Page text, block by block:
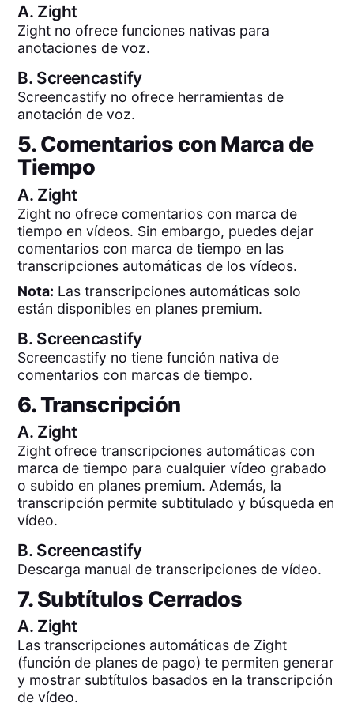
A. Zight
Zight no ofrece funciones nativas para
anotaciones de voz.
B. Screencastify
Screencastify no ofrece herramientas de
anotación de voz.
5. Comentarios con Marca de
Tiempo
A. Zight
Zight no ofrece comentarios con marca de
tiempo en vídeos. Sin embargo, puedes dejar
comentarios con marca de tiempo en las
transcripciones automáticas de los vídeos.
Nota: Las transcripciones automáticas solo
están disponibles en planes premium.
B. Screencastify
Screencastify no tiene función nativa de
comentarios con marcas de tiempo.
6. Transcripción
A. Zight
Zight ofrece transcripciones automáticas con
marca de tiempo para cualquier vídeo grabado
o subido en planes premium. Además, la
transcripción permite subtitulado y búsqueda en
vídeo.
B. Screencastify
Descarga manual de transcripciones de vídeo.
7. Subtítulos Cerrados
A. Zight
Las transcripciones automáticas de Zight
(función de planes de pago) te permiten generar
y mostrar subtítulos basados en la transcripción
de vídeo.